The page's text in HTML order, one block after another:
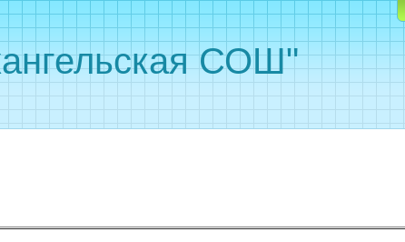
СОШ"